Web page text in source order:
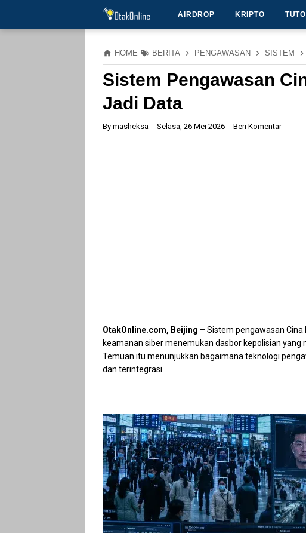
AIRDROP KRIPTO
HOME BERITA PENGAWASAN SISTEM
Sistem Pengawasan
Jadi Data
By masheksa Selasa, 26 Mei 2026 Beri Komentar
OtakOnline.com, Beijing – Sistem pengawasan
keamanan siber menemukan dasbor kepolisian yang
Temuan itu menunjukkan bagaimana teknologi
dan terintegrasi.